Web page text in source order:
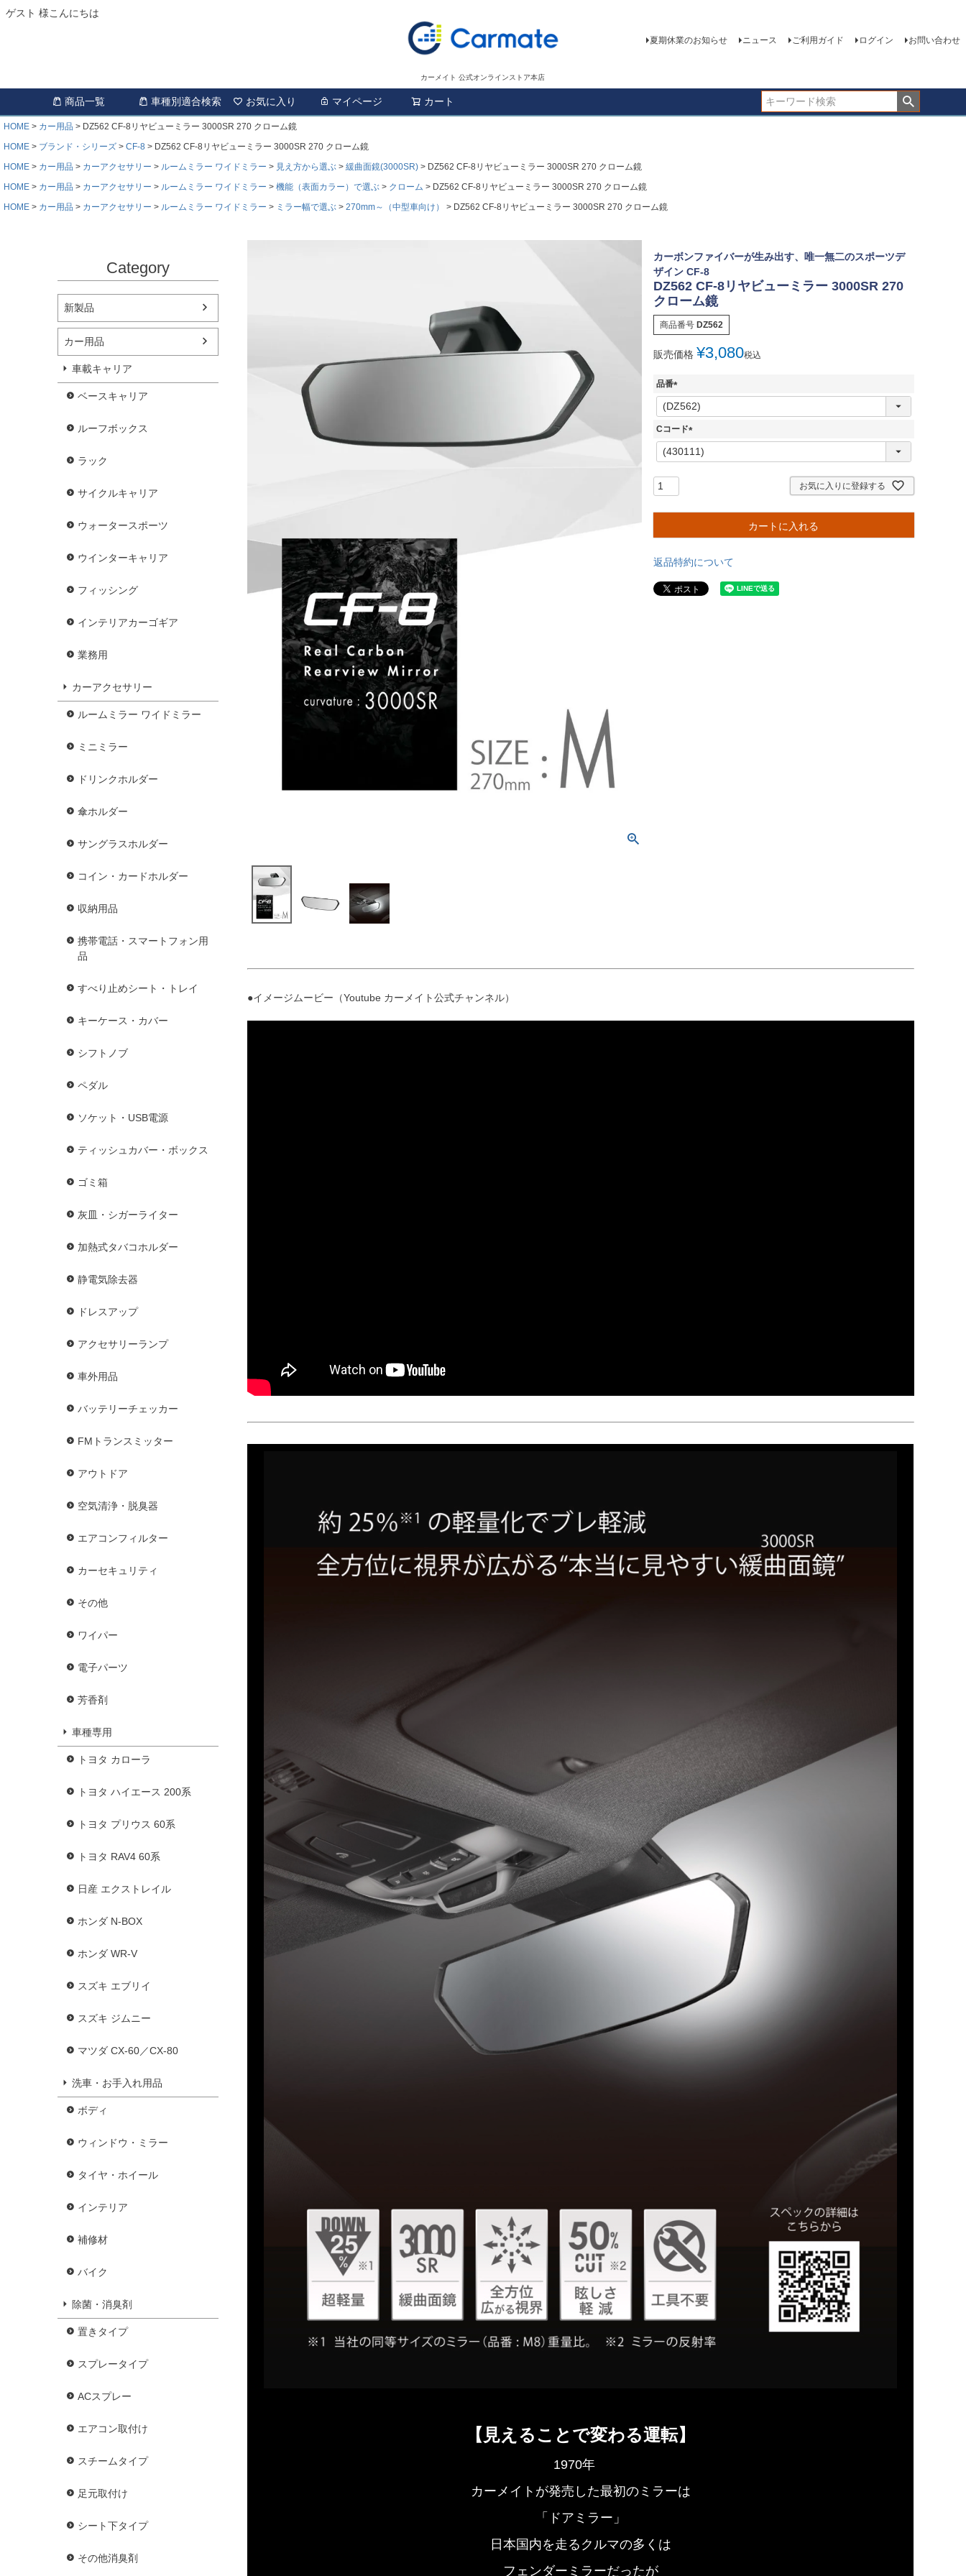
ゲスト 様こんにちは
カーメイト 公式オンラインストア本店
夏期休業のお知らせ ニュース ご利用ガイド ログイン お問い合わせ
商品一覧 車種別適合検索 お気に入り マイページ カート
HOME カー用品
DZ562 CF-8リヤビューミラー 3000SR 270 クローム鏡
HOME
ブランド・シリーズ CF-8
DZ562 CF-8リヤビューミラー 3000SR 270 クローム鏡
HOME
カー用品 カーアクセサリー ルームミラー ワイドミラー 見え方から選ぶ 緩曲面鏡(3000SR)
DZ562 CF-8リヤビューミラー 3000SR 270 クローム鏡
HOME
カー用品 カーアクセサリー ルームミラー ワイドミラー 機能（表面カラー）で選ぶ クローム
DZ562 CF-8リヤビューミラー 3000SR 270 クローム鏡
HOME
カー用品 カーアクセサリー ルームミラー ワイドミラー ミラー幅で選ぶ 270mm～（中型車向け） DZ562 CF-8リヤビューミラー 3000SR 270 クローム鏡
Category
新製品
カー用品
車載キャリア
ベースキャリア
ルーフボックス
ラック
サイクルキャリア
ウォータースポーツ
ウインターキャリア
フィッシング
インテリアカーゴギア
業務用
カーアクセサリー
ルームミラー ワイドミラー
ミニミラー
ドリンクホルダー
傘ホルダー
サングラスホルダー
コイン・カードホルダー
収納用品
携帯電話・スマートフォン用
品
すべり止めシート・トレイ
キーケース・カバー
シフトノブ
ペダル
ソケット・USB電源
ティッシュカバー・ボックス
ゴミ箱
灰皿・シガーライター
加熱式タバコホルダー
静電気除去器
ドレスアップ
アクセサリーランプ
車外用品
バッテリーチェッカー
FMトランスミッター
アウトドア
空気清浄・脱臭器
エアコンフィルター
カーセキュリティ
その他
ワイパー
電子パーツ
芳香剤
車種専用
トヨタ カローラ
トヨタ ハイエース 200系
トヨタ プリウス 60系
トヨタ RAV4 60系
日産 エクストレイル
ホンダ N-BOX
ホンダ WR-V
スズキ エブリイ
スズキ ジムニー
マツダ CX-60／CX-80
洗車・お手入れ用品
ボディ
ウィンドウ・ミラー
タイヤ・ホイール
インテリア
補修材
バイク
除菌・消臭剤
置きタイプ
スプレータイプ
ACスプレー
エアコン取付け
スチームタイプ
足元取付け
シート下タイプ
その他消臭剤
カーボンファイバーが生み出す、唯一無二のスポーツデ
ザイン CF-8
DZ562 CF-8リヤビューミラー 3000SR 270
クローム鏡
商品番号 DZ562
販売価格 ¥3,080税込
品番
(
必
須
Cコード
(
必
お気に入りに登録する
カートに入れる
返品特約について
●イメージムービー（Youtube カーメイト公式チャンネル）
【見えることで変わる運転】
1970年
カーメイトが発売した最初のミラーは
「ドアミラー」
日本国内を走るクルマの多くは
フェンダーミラーだったが